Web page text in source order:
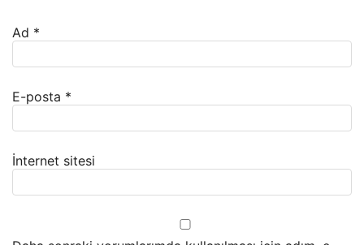
Ad *
E-posta *
İnternet sitesi